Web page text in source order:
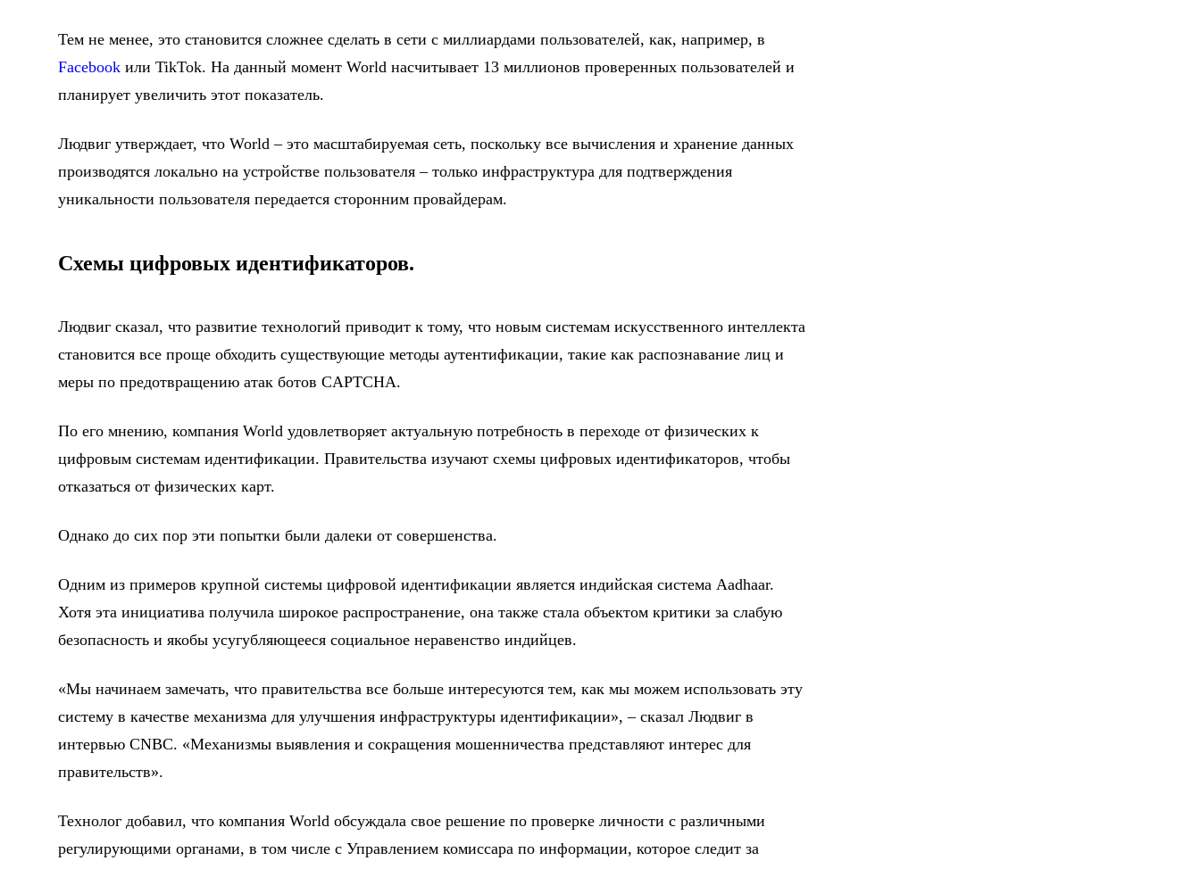
Тем не менее, это становится сложнее сделать в сети с миллиардами пользователей, как, например, в
Facebook или TikTok. На данный момент World насчитывает 13 миллионов проверенных пользователей и
планирует увеличить этот показатель.
Людвиг утверждает, что World – это масштабируемая сеть, поскольку все вычисления и хранение данных
производятся локально на устройстве пользователя – только инфраструктура для подтверждения
уникальности пользователя передается сторонним провайдерам.
Схемы цифровых идентификаторов.
Людвиг сказал, что развитие технологий приводит к тому, что новым системам искусственного интеллекта
становится все проще обходить существующие методы аутентификации, такие как распознавание лиц и
меры по предотвращению атак ботов CAPTCHA.
По его мнению, компания World удовлетворяет актуальную потребность в переходе от физических к
цифровым системам идентификации. Правительства изучают схемы цифровых идентификаторов, чтобы
отказаться от физических карт.
Однако до сих пор эти попытки были далеки от совершенства.
Одним из примеров крупной системы цифровой идентификации является индийская система Aadhaar.
Хотя эта инициатива получила широкое распространение, она также стала объектом критики за слабую
безопасность и якобы усугубляющееся социальное неравенство индийцев.
«Мы начинаем замечать, что правительства все больше интересуются тем, как мы можем использовать эту
систему в качестве механизма для улучшения инфраструктуры идентификации», – сказал Людвиг в
интервью CNBC. «Механизмы выявления и сокращения мошенничества представляют интерес для
правительств».
Технолог добавил, что компания World обсуждала свое решение по проверке личности с различными
регулирующими органами, в том числе с Управлением комиссара по информации, которое следит за